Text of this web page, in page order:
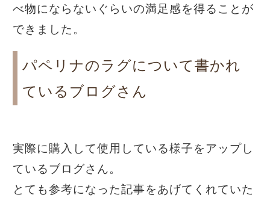
べ物にならないぐらいの満足感を得ることが
できました。
パペリナのラグについて書かれ
ているブログさん
実際に購入して使用している様子をアップし
ているブログさん。
とても参考になった記事をあげてくれていた